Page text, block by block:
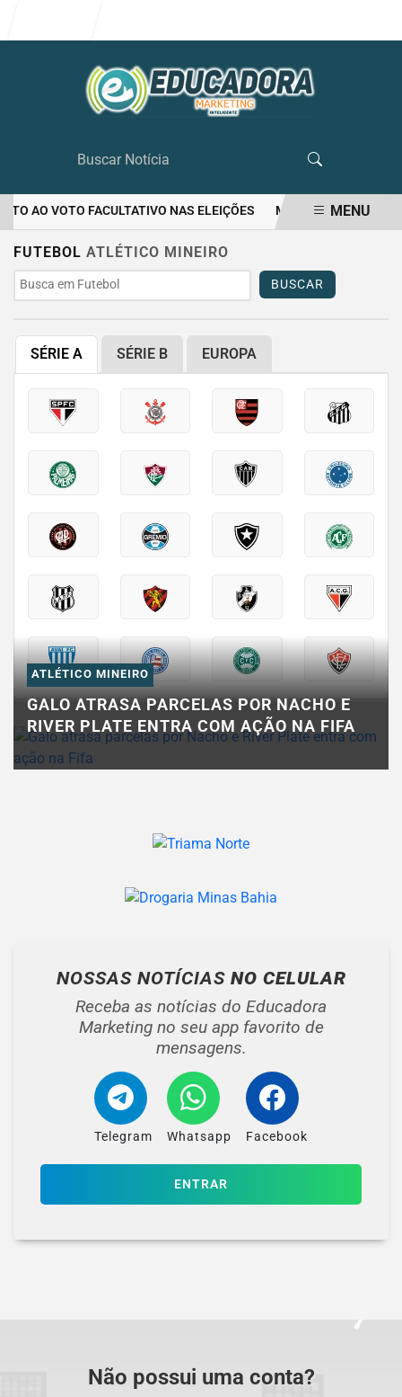
AO VOTO FACULTATIVO NAS ELEIÇÕES MULHER MATA O
EM ALTA
MENU
FUTEBOL ATLÉTICO MINEIRO
BUSCAR
SÉRIE A SÉRIE B EUROPA
ATLÉTICO MINEIRO
GALO ATRASA PARCELAS POR NACHO E
RIVER PLATE ENTRA COM AÇÃO NA FIFA
NOSSAS NOTÍCIAS NO CELULAR
Receba as notícias do Educadora
Marketing no seu app favorito de
mensagens.
Telegram Whatsapp Facebook
ENTRAR
Não possui uma conta?